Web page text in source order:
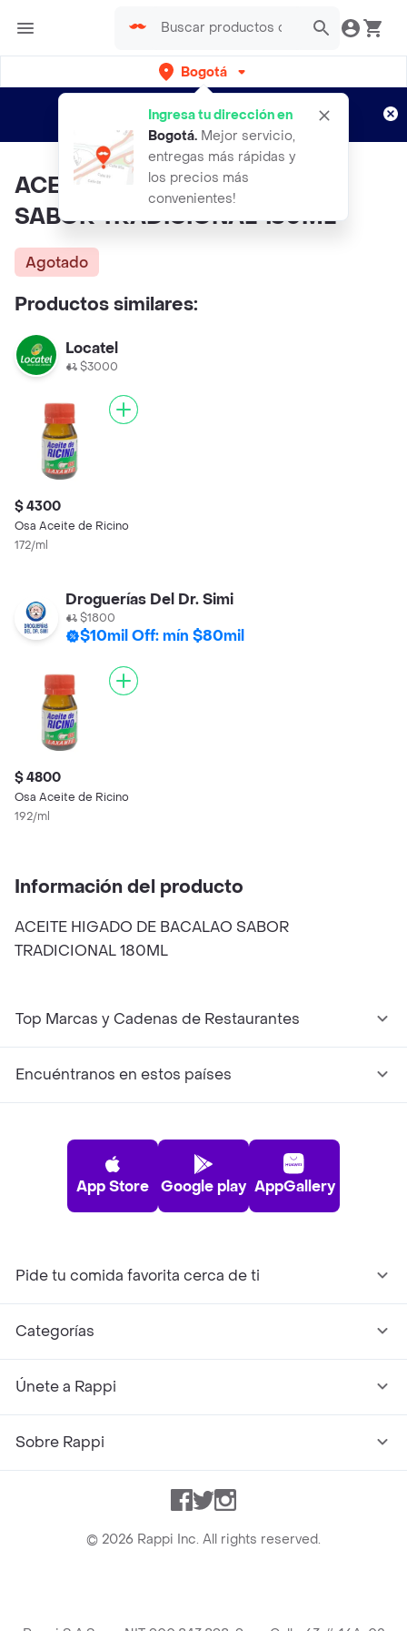
Bogotá
Ingresa tu dirección en
Bogotá. Mejor servicio,
entregas más rápidas y
los precios más
convenientes!
envíos gratis por semanas
Aplican TyC
ACEITE HIGADO DE BACALAO
SABOR TRADICIONAL 180ML
Agotado
Productos similares:
Locatel
$3000
$ 4300
Osa Aceite de Ricino
172/ml
Droguerías Del Dr. Simi
$1800
$10mil Off: mín $80mil
$ 4800
Osa Aceite de Ricino
192/ml
Información del producto
ACEITE HIGADO DE BACALAO SABOR
TRADICIONAL 180ML
Top Marcas y Cadenas de Restaurantes
Encuéntranos en estos países
App Store Google play AppGallery
Pide tu comida favorita cerca de ti
Categorías
Únete a Rappi
Sobre Rappi
Facebook
TwitterInstagram
© 2026 Rappi Inc. All rights reserved.